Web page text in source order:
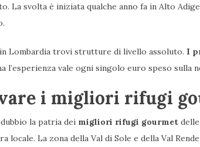
La svolta è iniziata qualche anno fa in Alto
Lombardia trovi strutture di livello assoluto. I
l’esperienza vale ogni singolo euro speso sulla
i migliori rifugi
la patria dei migliori rifugi gourmet
locale. La zona della Val di Sole e della Val